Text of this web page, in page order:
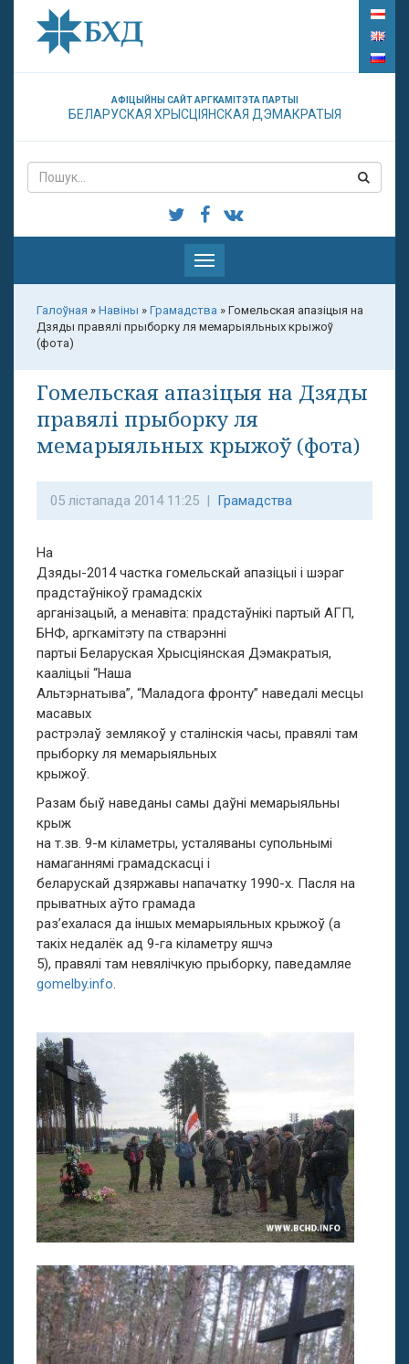
АФІЦЫЙНЫ САЙТ АРГКАМІТЭТА ПАРТЫІ
БЕЛАРУСКАЯ ХРЫСЦІЯНСКАЯ ДЭМАКРАТЫЯ
Паказаць
меню
Галоўная » Навіны » Грамадства » Гомельская апазіцыя на
Дзяды правялі прыборку ля мемарыяльных крыжоў
(фота)
Гомельская апазіцыя на Дзяды
правялі прыборку ля
мемарыяльных крыжоў (фота)
05 лістапада 2014 11:25 | Грамадства
На
Дзяды-2014 частка гомельскай апазіцыі і шэраг
прадстаўнікоў грамадскіх
арганізацый, а менавіта: прадстаўнікі партый АГП,
БНФ, аргкамітэту па стварэнні
партыі Беларуская Хрысціянская Дэмакратыя,
кааліцыі “Наша
Альтэрнатыва”, “Маладога фронту” наведалі месцы
масавых
растрэлаў землякоў у сталінскія часы, правялі там
прыборку ля мемарыяльных
крыжоў.
Разам быў наведаны самы даўні мемарыяльны
крыж
на т.зв. 9-м кіламетры, усталяваны супольнымі
намаганнямі грамадскасці і
беларускай дзяржавы напачатку 1990-х. Пасля на
прыватных аўто грамада
раз’ехалася да іншых мемарыяльных крыжоў (а
такіх недалёк ад 9-га кіламетру яшчэ
5), правялі там невялічкую прыборку, паведамляе
gomelby.info.